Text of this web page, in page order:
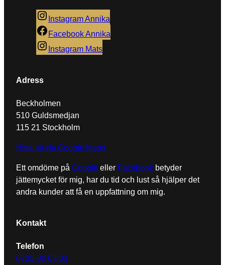
Instagram Annika
Facebook Annika
Instagram Mats
Adress
Beckholmen
510 Guldsmedjan
115 21 Stockholm
Hitta hit via Google Maps
Ett omdöme på Google eller Facebook betyder
jättemycket för mig, har du tid och lust så hjälper det
andra kunder att få en uppfattning om mig.
Kontakt
Telefon
0705-30 63 03